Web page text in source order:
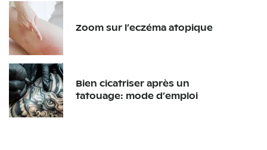
Zoom sur l’eczéma atopique
Bien cicatriser après un
tatouage: mode d’emploi